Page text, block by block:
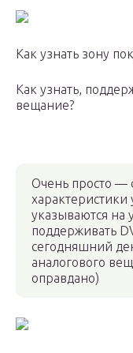
Как узнать зону
Как узнать,
вещание?
Очень просто —
характеристики
указываются на
поддерживать
сегодняшний
аналогового
оправдано)